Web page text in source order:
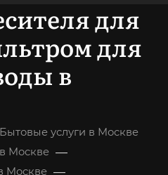
для
для
в
Бытовые услуги в Москве
Москве —
Москве —